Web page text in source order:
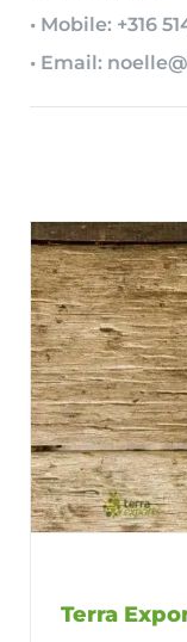
• Mobile: +316
• Email:
Terra